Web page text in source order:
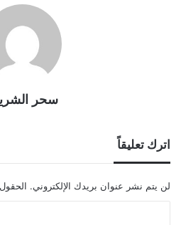
سحر
اترك تعليقاً
لن يتم نشر عنوان بريدك الإلكتروني. الحقول